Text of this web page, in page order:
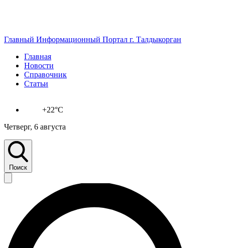
Главный Информационный Портал г. Талдыкорган
Главная
Новости
Справочник
Статьи
+22°C
Четверг, 6 августа
Поиск